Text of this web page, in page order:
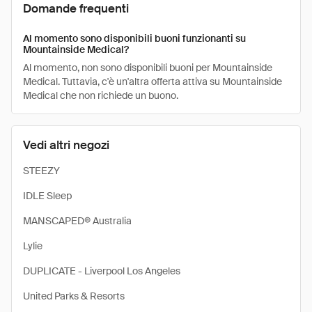
Vedi altri negozi
STEEZY
IDLE Sleep
MANSCAPED® Australia
Lylie
DUPLICATE - Liverpool Los Angeles
United Parks & Resorts
Domande frequenti
Al momento sono disponibili buoni funzionanti su
Mountainside Medical?
Al momento, non sono disponibili buoni per Mountainside
Medical. Tuttavia, c'è un'altra offerta attiva su Mountainside
Medical che non richiede un buono.